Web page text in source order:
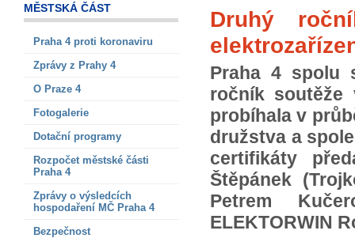
MĚSTSKÁ ČÁST
Praha 4 proti koronaviru
Zprávy z Prahy 4
O Praze 4
Fotogalerie
Dotační programy
Rozpočet městské části
Praha 4
Zprávy o výsledcích
hospodaření MČ Praha 4
Bezpečnost
Druhý
Praha 4 spolu
ročník soutěže
probíhala v
družstva a
certifikáty
Štěpánek
Petrem
ELEKTORWIN